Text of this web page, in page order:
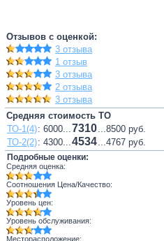
Отзывов с оценкой:
3 отзыва
1 отзыв
3 отзыва
2 отзыва
3 отзыва
Средняя стоимость ТО
ТО-1(4): 6000...7310...8500 руб.
ТО-2(2): 4300...4534...4767 руб.
Подробные оценки:
Средняя оценка:
Соотношения Цена/Качество:
Уровень цен:
Уровень обслуживания:
Месторасположение: